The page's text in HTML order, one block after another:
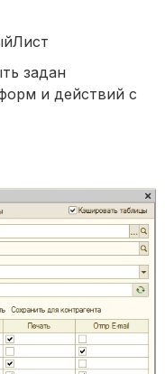
задан
и действий с